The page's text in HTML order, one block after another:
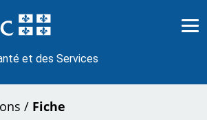
et des Services
/ Fiche